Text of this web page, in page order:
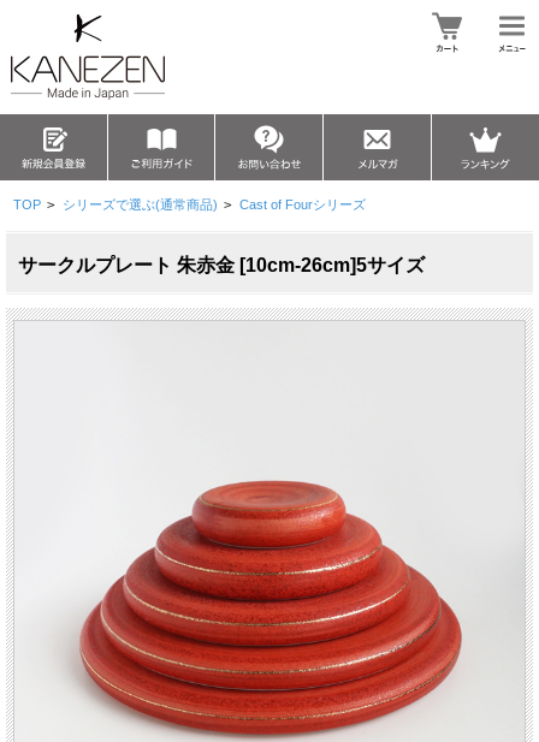
TOP > シリーズで選ぶ(通常商品) > Cast of Fourシリーズ
サークルプレート 朱赤金 [10cm-26cm]5サイズ